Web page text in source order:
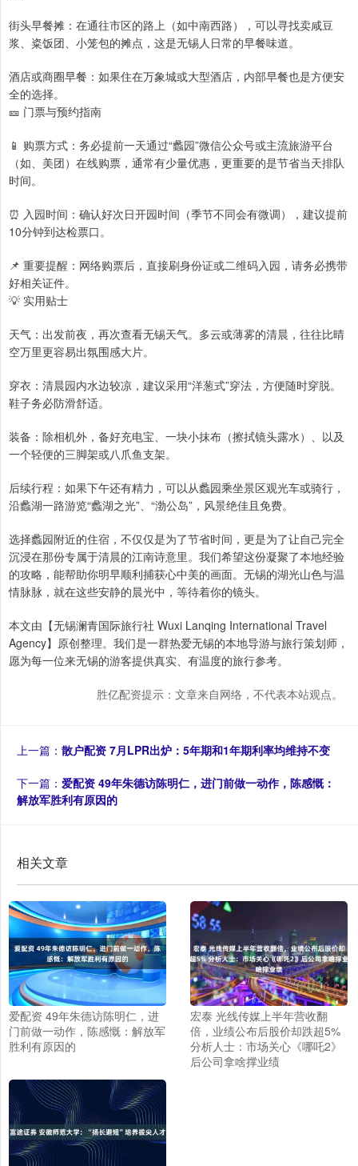
街头早餐摊：在通往市区的路上（如中南西路），可以寻找卖咸豆
浆、粢饭团、小笼包的摊点，这是无锡人日常的早餐味道。
酒店或商圈早餐：如果住在万象城或大型酒店，内部早餐也是方便安
全的选择。
🎫 门票与预约指南
📱 购票方式：务必提前一天通过“蠡园”微信公众号或主流旅游平台
（如、美团）在线购票，通常有少量优惠，更重要的是节省当天排队
时间。
⏰ 入园时间：确认好次日开园时间（季节不同会有微调），建议提前
10分钟到达检票口。
📌 重要提醒：网络购票后，直接刷身份证或二维码入园，请务必携带
好相关证件。
💡 实用贴士
天气：出发前夜，再次查看无锡天气。多云或薄雾的清晨，往往比晴
空万里更容易出氛围感大片。
穿衣：清晨园内水边较凉，建议采用“洋葱式”穿法，方便随时穿脱。
鞋子务必防滑舒适。
装备：除相机外，备好充电宝、一块小抹布（擦拭镜头露水）、以及
一个轻便的三脚架或八爪鱼支架。
后续行程：如果下午还有精力，可以从蠡园乘坐景区观光车或骑行，
沿蠡湖一路游览“蠡湖之光”、“渤公岛”，风景绝佳且免费。
选择蠡园附近的住宿，不仅仅是为了节省时间，更是为了让自己完全
沉浸在那份专属于清晨的江南诗意里。我们希望这份凝聚了本地经验
的攻略，能帮助你明早顺利捕获心中美的画面。无锡的湖光山色与温
情脉脉，就在这些安静的晨光中，等待着你的镜头。
本文由【无锡澜青国际旅行社 Wuxi Lanqing International Travel
Agency】原创整理。我们是一群热爱无锡的本地导游与旅行策划师，
愿为每一位来无锡的游客提供真实、有温度的旅行参考。
胜亿配资提示：文章来自网络，不代表本站观点。
上一篇： 散户配资 7月LPR出炉：5年期和1年期利率均维持不变
下一篇： 爱配资 49年朱德访陈明仁，进门前做一动作，陈感慨：
解放军胜利有原因的
相关文章
爱配资 49年朱德访陈明仁，进
门前做一动作，陈感慨：解放军
胜利有原因的
宏泰 光线传媒上半年营收翻
倍，业绩公布后股价却跌超5%
分析人士：市场关心《哪吒2》
后公司拿啥撑业绩